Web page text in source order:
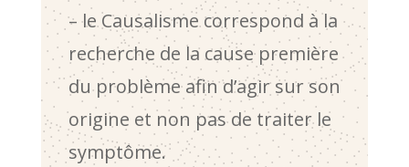
– le Causalisme correspond à la
recherche de la cause première
du problème afin d’agir sur son
origine et non pas de traiter le
symptôme.